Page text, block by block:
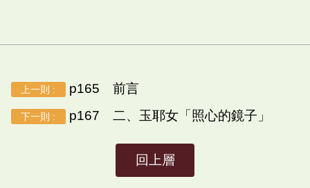
上一則 : p165 前言
下一則 : p167 二、玉耶女「照心的鏡子」
回上層